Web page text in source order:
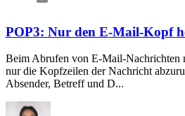
POP3: Nur den E-Mail-Kopf
Beim Abrufen von E-Mail-Nachrichten
nur die Kopfzeilen der Nachricht
Absender, Betreff und D...